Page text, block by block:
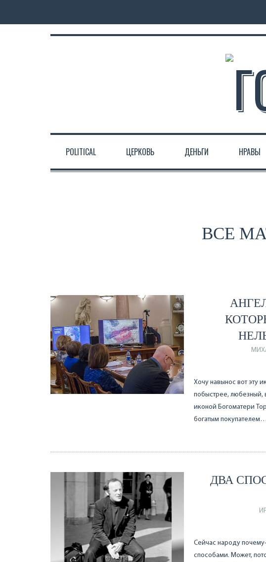
POLITICAL ЦЕРКОВЬ ДЕНЬГИ НРАВЫ
ВСЕ
Хочу навынос вот эту
побыстрее, любезный,
иконой Богоматери
богатым покупателем…
ДВА
Сейчас народу
способами. Может,